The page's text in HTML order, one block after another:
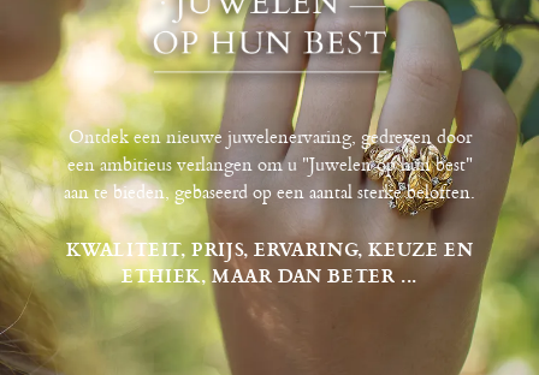
Ontdek een nieuwe juwelenervaring, gedreven door
een ambitieus verlangen om u "Juwelen op hun best"
aan te bieden, gebaseerd op een aantal sterke beloften.
KWALITEIT, PRIJS, ERVARING, KEUZE EN
ETHIEK, MAAR DAN BETER ...